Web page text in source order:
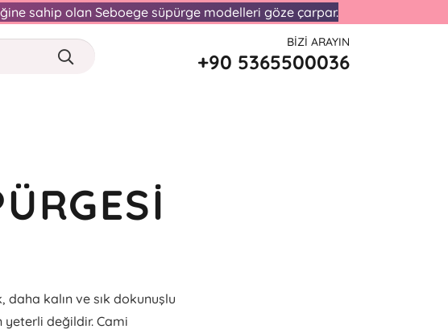
sahip olan Seboege süpürge modelleri göze çarpar.
BIZI ARAYIN
+90 5365500036
daha kalın ve sık dokunuşlu
yeterli değildir. Cami